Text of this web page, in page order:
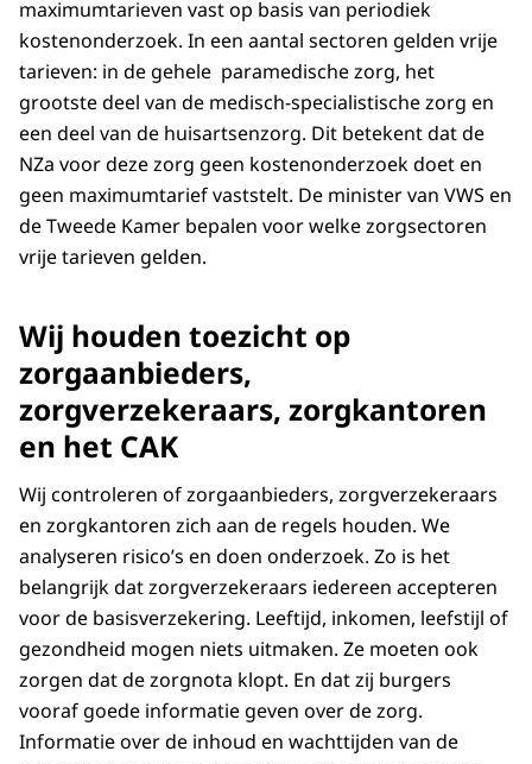
maximumtarieven vast op basis van periodiek
kostenonderzoek. In een aantal sectoren gelden vrije
tarieven: in de gehele paramedische zorg, het
grootste deel van de medisch-specialistische zorg en
een deel van de huisartsenzorg. Dit betekent dat de
NZa voor deze zorg geen kostenonderzoek doet en
geen maximumtarief vaststelt. De minister van VWS en
de Tweede Kamer bepalen voor welke zorgsectoren
vrije tarieven gelden.
Wij houden toezicht op
zorgaanbieders,
zorgverzekeraars, zorgkantoren
en het CAK
Wij controleren of zorgaanbieders, zorgverzekeraars
en zorgkantoren zich aan de regels houden. We
analyseren risico’s en doen onderzoek. Zo is het
belangrijk dat zorgverzekeraars iedereen accepteren
voor de basisverzekering. Leeftijd, inkomen, leefstijl of
gezondheid mogen niets uitmaken. Ze moeten ook
zorgen dat de zorgnota klopt. En dat zij burgers
vooraf goede informatie geven over de zorg.
Informatie over de inhoud en wachttijden van de